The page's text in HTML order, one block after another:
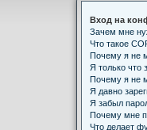
Вход на
Зачем мне
Что такое
Почему я не
Я только что
Почему я не
Я давно
Я забыл
Почему мне
Что делает